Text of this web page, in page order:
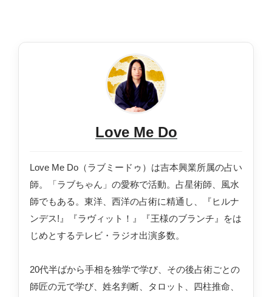
Love Me Do
Love Me Do（ラブミードゥ）は吉本興業所属の占い
師。「ラブちゃん」の愛称で活動。占星術師、風水
師でもある。東洋、西洋の占術に精通し、『ヒルナ
ンデス!』『ラヴィット！』『王様のブランチ』をは
じめとするテレビ・ラジオ出演多数。
20代半ばから手相を独学で学び、その後占術ごとの
師匠の元で学び、姓名判断、タロット、四柱推命、